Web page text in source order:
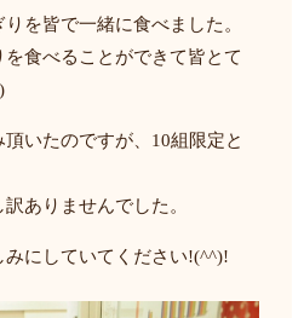
を皆で一緒に食べました。
食べることができて皆とて
いたのですが、10組限定と
ありませんでした。
にしていてください!(^^)!